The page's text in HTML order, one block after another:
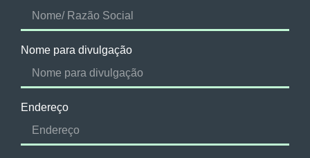
Nome para divulgação
Endereço